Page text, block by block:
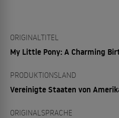
ORIGINALTITEL
My Little Pony: A Charming
PRODUKTIONSLAND
Vereinigte Staaten von
ORIGINALSPRACHE